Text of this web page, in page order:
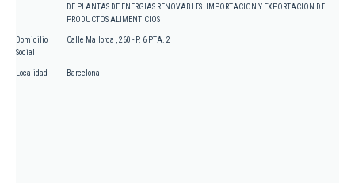
DE PLANTAS DE ENERGIAS RENOVABLES. IMPORTACION Y EXPORTACION DE
PRODUCTOS ALIMENTICIOS
Domicilio
Social
Calle Mallorca , 260 - P. 6 PTA. 2
Localidad Barcelona